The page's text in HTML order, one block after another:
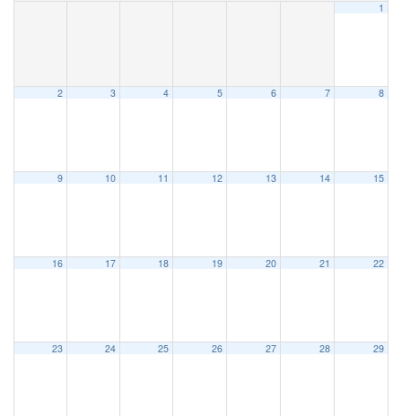
1
2 3 4 5 6 7 8
9 10 11 12 13 14 15
16 17 18 19 20 21 22
23 24 25 26 27 28 29